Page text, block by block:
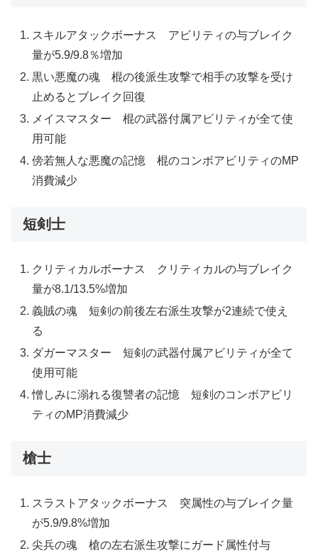
スキルアタックボーナス アビリティの与ブレイク
量が5.9/9.8％増加
黒い悪魔の魂 棍の後派生攻撃で相手の攻撃を受け
止めるとブレイク回復
メイスマスター 棍の武器付属アビリティが全て使
用可能
傍若無人な悪魔の記憶 棍のコンボアビリティのMP
消費減少
短剣士
クリティカルボーナス クリティカルの与ブレイク
量が8.1/13.5%増加
義賊の魂 短剣の前後左右派生攻撃が2連続で使え
る
ダガーマスター 短剣の武器付属アビリティが全て
使用可能
憎しみに溺れる復讐者の記憶 短剣のコンボアビリ
ティのMP消費減少
槍士
スラストアタックボーナス 突属性の与ブレイク量
が5.9/9.8%増加
尖兵の魂 槍の左右派生攻撃にガード属性付与